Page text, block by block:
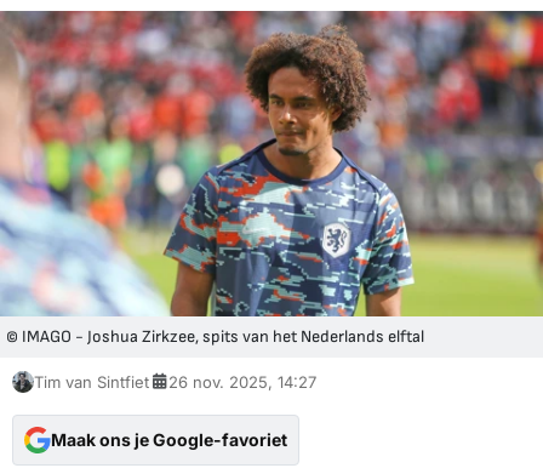
© IMAGO - Joshua Zirkzee, spits van het Nederlands elftal
Tim van Sintfiet 26 nov. 2025, 14:27
Maak ons je Google-favoriet